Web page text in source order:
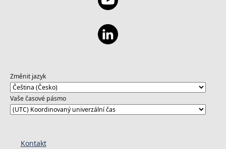
Změnit jazyk
Vaše časové pásmo
Kontakt